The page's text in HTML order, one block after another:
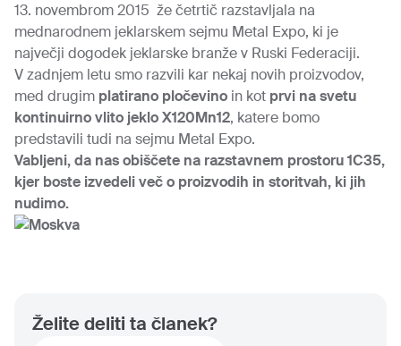
13. novembrom 2015 že četrtič razstavljala na
mednarodnem jeklarskem sejmu Metal Expo, ki je
največji dogodek jeklarske branže v Ruski Federaciji.
V zadnjem letu smo razvili kar nekaj novih proizvodov,
med drugim platirano pločevino in kot prvi na svetu
kontinuirno vlito jeklo X120Mn12, katere bomo
predstavili tudi na sejmu Metal Expo.
Vabljeni, da nas obiščete na razstavnem prostoru 1C35,
kjer boste izvedeli več o proizvodih in storitvah, ki jih
nudimo.
Želite deliti ta članek?